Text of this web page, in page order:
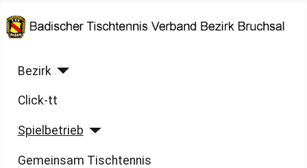
Bezirk
Click-tt
Spielbetrieb
Gemeinsam Tischtennis